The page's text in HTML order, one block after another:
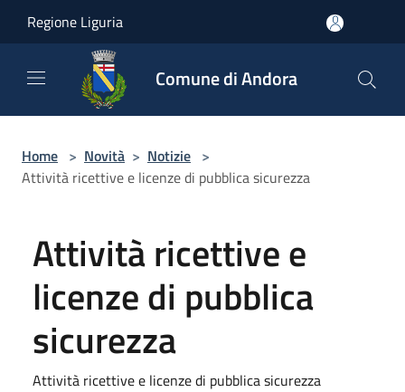
Regione Liguria
Comune di Andora
Home > Novità > Notizie >
Attività ricettive e licenze di pubblica sicurezza
Attività ricettive e
licenze di pubblica
sicurezza
Attività ricettive e licenze di pubblica sicurezza